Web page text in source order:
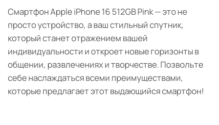
Смартфон Apple iPhone 16 512GB Pink — это не
просто устройство, а ваш стильный спутник,
который станет отражением вашей
индивидуальности и откроет новые горизонты в
общении, развлечениях и творчестве. Позвольте
себе наслаждаться всеми преимуществами,
которые предлагает этот выдающийся смартфон!